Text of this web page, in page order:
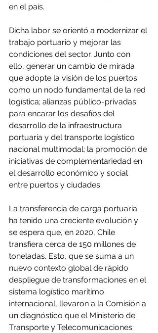
en el país.
Dicha labor se orientó a modernizar el
trabajo portuario y mejorar las
condiciones del sector. Junto con
ello, generar un cambio de mirada
que adopte la visión de los puertos
como un nodo fundamental de la red
logística; alianzas público-privadas
para encarar los desafíos del
desarrollo de la infraestructura
portuaria y del transporte logístico
nacional multimodal; la promoción de
iniciativas de complementariedad en
el desarrollo económico y social
entre puertos y ciudades.
La transferencia de carga portuaria
ha tenido una creciente evolución y
se espera que, en 2020, Chile
transfiera cerca de 150 millones de
toneladas. Esto, que se suma a un
nuevo contexto global de rápido
despliegue de transformaciones en el
sistema logístico marítimo
internacional, llevaron a la Comisión a
un diagnóstico que el Ministerio de
Transporte y Telecomunicaciones